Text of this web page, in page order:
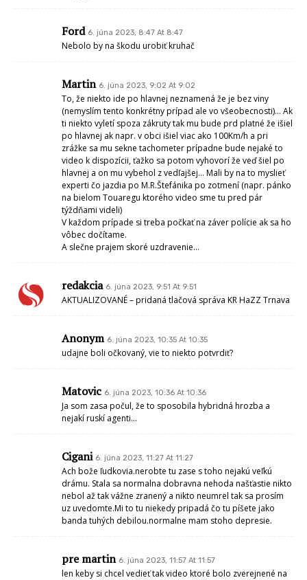
Ford 6. júna 2023, 8:47 At 8:47
Nebolo by na škodu urobiť kruhač
Martin 6. júna 2023, 9:02 At 9:02
To, že niekto ide po hlavnej neznamená že je bez viny
(nemyslím tento konkrétny prípad ale vo všeobecnosti)… Ak
ti niekto vyletí spoza zákruty tak mu bude prd platné že išiel
po hlavnej ak napr. v obci išiel viac ako 100Km/h a pri
zrážke sa mu sekne tachometer prípadne bude nejaké to
video k dispozícii, ťažko sa potom vyhovorí že veď šiel po
hlavnej a on mu vybehol z vedľajšej… Mali by na to myslieť
experti čo jazdia po M.R.Štefánika po zotmení (napr. pánko
na bielom Touaregu ktorého video sme tu pred pár
týždňami videli)
V každom prípade si treba počkať na záver polície ak sa ho
vôbec dočítame.
A slečne prajem skoré uzdravenie…
redakcia 6. júna 2023, 9:51 At 9:51
AKTUALIZOVANÉ – pridaná tlačová správa KR HaZZ Trnava
Anonym 6. júna 2023, 10:35 At 10:35
udajne boli očkovaný, vie to niekto potvrdiť?
Matovic 6. júna 2023, 10:36 At 10:36
Ja som zasa počul, že to sposobila hybridná hrozba a
nejakí ruskí agenti…
Cigani 6. júna 2023, 11:27 At 11:27
Ach bože ľudkovia.nerobte tu zase s toho nejakú veľkú
drámu. Stala sa normalna dobravna nehoda našťastie nikto
nebol až tak vážne zranený a nikto neumrel tak sa prosím
uz uvedomte.Mi to tu niekedy pripadá čo tu píšete jako
banda tuhých debilou.normalne mam stoho depresie.
pre martin 6. júna 2023, 11:57 At 11:57
len keby si chcel vedieť tak video ktoré bolo zverejnené na